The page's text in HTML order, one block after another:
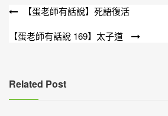
文
章
【蛋老師有話說】死語復活
【蛋老師有話說 169】太子道
Related Post